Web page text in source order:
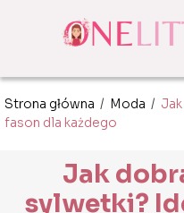
Strona główna / Moda /
fason dla każdego
Jak
sylwetki?